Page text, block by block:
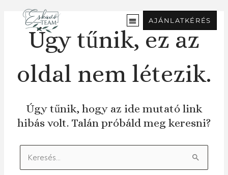
tartalomra
AJÁNLATKÉRÉS
Úgy tűnik, ez az
oldal nem létezik.
Úgy tűnik, hogy az ide mutató link
hibás volt. Talán próbáld meg keresni?
Keresés: